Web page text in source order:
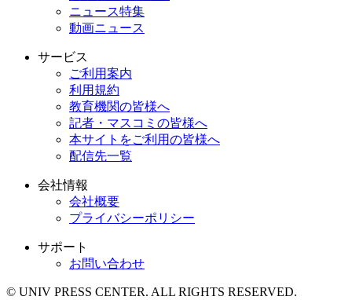
ニュース特集
動画ニュース
サービス
ご利用案内
利用規約
教育機関の皆様へ
記者・マスコミの皆様へ
本サイトをご利用の皆様へ
配信先一覧
会社情報
会社概要
プライバシーポリシー
サポート
お問い合わせ
© UNIV PRESS CENTER. ALL RIGHTS RESERVED.